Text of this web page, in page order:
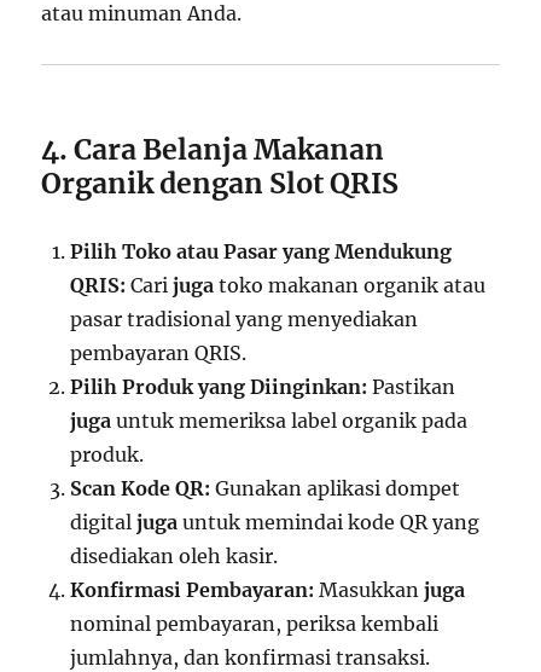
atau minuman Anda.
4. Cara Belanja Makanan
Organik dengan Slot QRIS
Pilih Toko atau Pasar yang Mendukung
QRIS: Carijuga toko makanan organik atau
pasar tradisional yang menyediakan
pembayaran QRIS.
Pilih Produk yang Diinginkan: Pastikan
jugauntuk memeriksa label organik pada
produk.
Scan Kode QR: Gunakan aplikasi dompet
digitaljuga untuk memindai kode QR yang
disediakan oleh kasir.
Konfirmasi Pembayaran: Masukkanjuga
nominal pembayaran, periksa kembali
jumlahnya, dan konfirmasi transaksi.